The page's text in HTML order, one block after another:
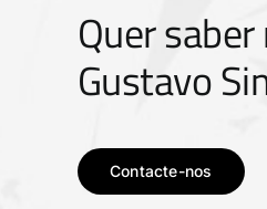
Quer
Gustavo
Contacte-nos